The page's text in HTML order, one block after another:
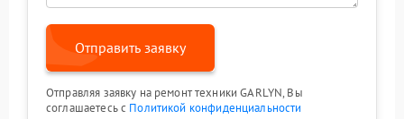
Отправить заявку
Отправляя заявку на ремонт техники GARLYN, Вы
соглашаетесь с Политикой конфиденциальности